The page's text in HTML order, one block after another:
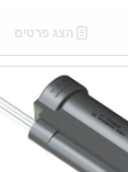
הצג פרטים